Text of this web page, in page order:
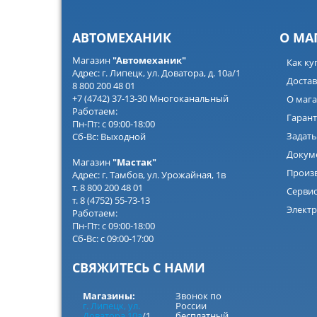
АВТОМЕХАНИК
Магазин"Автомеханик"
Адрес: г. Липецк, ул. Доватора, д. 10а/1
8 800 200 48 01
+7 (4742) 37-13-30 Многоканальный
Работаем:
Пн-Пт: с 09:00-18:00
Сб-Вс: Выходной
Магазин "Мастак"
Адрес: г. Тамбов, ул. Урожайная, 1в
т. 8 800 200 48 01
т. 8 (4752) 55-73-13
Работаем:
Пн-Пт: с 09:00-18:00
Сб-Вс: с 09:00-17:00
СВЯЖИТЕСЬ С НАМИ
Магазины:
г. Липецк, ул.
Звонок по
России
О
Как
О
Сервис